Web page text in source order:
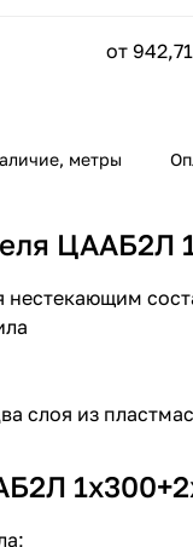
от
метры
ЦААБ2Л
нестекающим
слоя из